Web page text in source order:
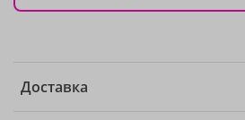
Доставка